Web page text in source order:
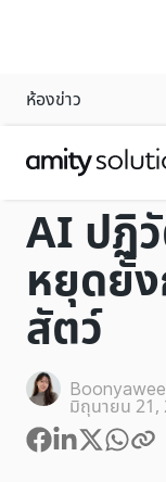
ห้องข่าว
INDUSTRY
AI ปฏิ
หยุดยั้
สัตว์
มิถุนายน 21,